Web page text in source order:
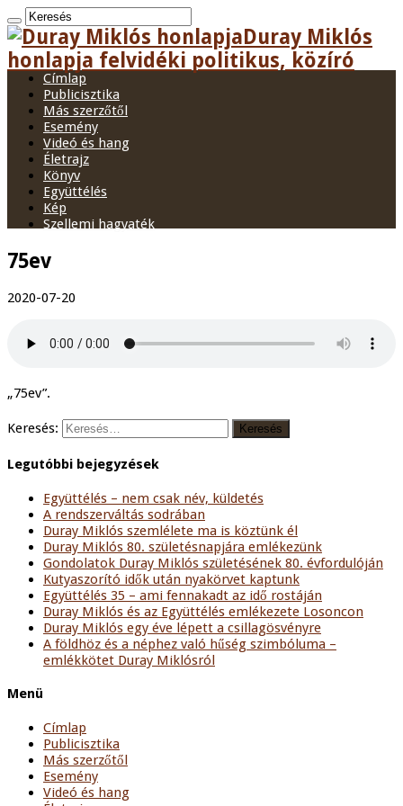
Duray Miklós
honlapja felvidéki politikus, közíró
Címlap
Publicisztika
Más szerzőtől
Esemény
Videó és hang
Életrajz
Könyv
Együttélés
Kép
Szellemi hagyaték
75ev
2020-07-20
„75ev”.
Keresés:
Legutóbbi bejegyzések
Együttélés – nem csak név, küldetés
A rendszerváltás sodrában
Duray Miklós szemlélete ma is köztünk él
Duray Miklós 80. születésnapjára emlékezünk
Gondolatok Duray Miklós születésének 80. évfordulóján
Kutyaszorító idők után nyakörvet kaptunk
Együttélés 35 – ami fennakadt az idő rostáján
Duray Miklós és az Együttélés emlékezete Losoncon
Duray Miklós egy éve lépett a csillagösvényre
A földhöz és a néphez való hűség szimbóluma –
emlékkötet Duray Miklósról
Menü
Címlap
Publicisztika
Más szerzőtől
Esemény
Videó és hang